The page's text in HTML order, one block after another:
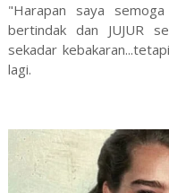
"Harapan saya
bertindak dan JUJUR
sekadar
lagi.